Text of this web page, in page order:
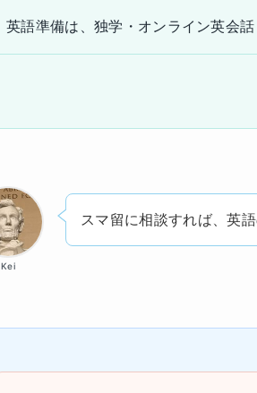
英語準備は、独学・オンライン英会
Kei
スマ留に相談すれば、英